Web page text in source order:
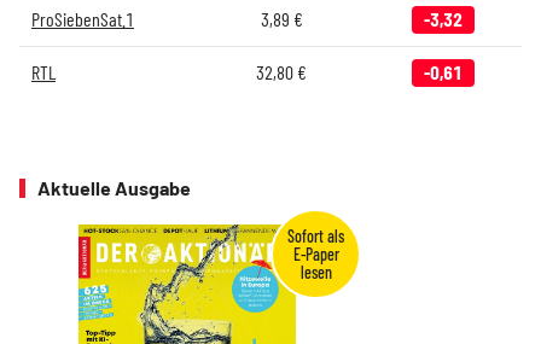
ProSiebenSat.1 3,89 € -3,32
RTL 32,80 € -0,61
Aktuelle Ausgabe